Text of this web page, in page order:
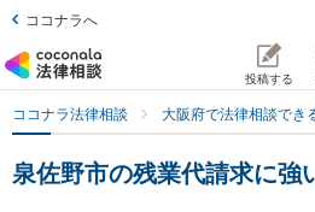
ココナラへ
投稿する
ココナラ法律相談 大阪府で法律相談でき
泉佐野市の残業代請求に強